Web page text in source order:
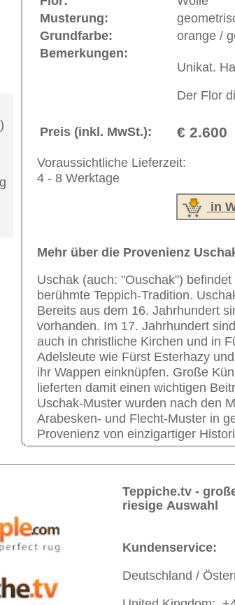
Teppiche.tv - große moderne Teppiche | neue und antike
riesige Auswahl
Deutschland / Österreich: +49 (0)40 450 4102
Impressum